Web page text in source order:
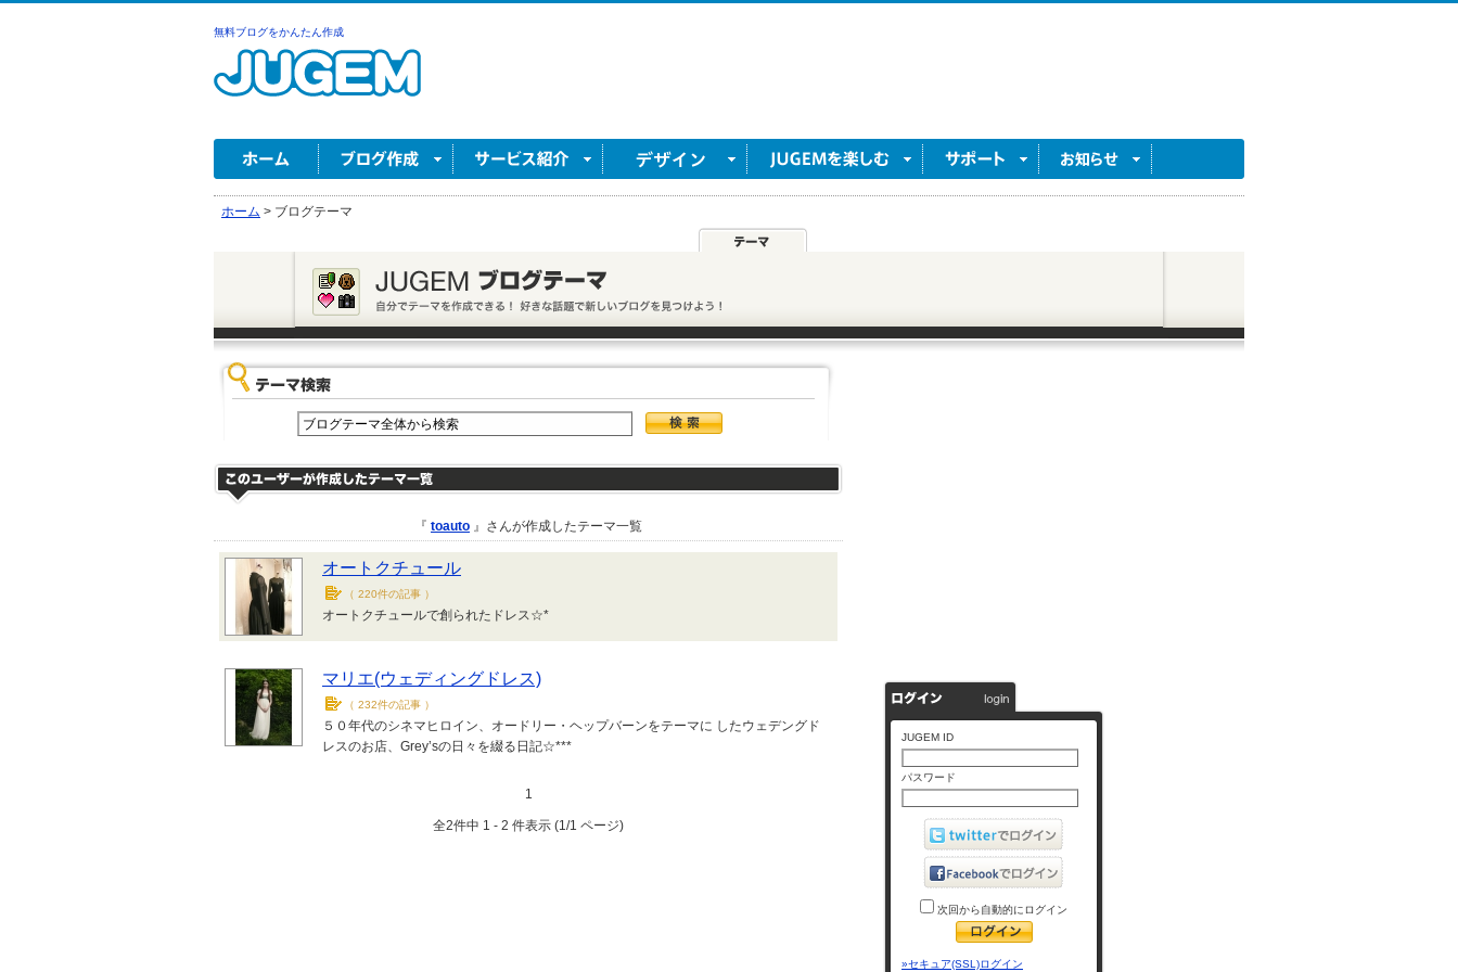
無料ブログをかんたん作成
ホーム > ブログテーマ
『 toauto 』さんが作成したテーマ一覧
オートクチュール
（ 220件の記事 ）
オートクチュールで創られたドレス☆*
マリエ(ウェディングドレス)
（ 232件の記事 ）
５０年代のシネマヒロイン、オードリー・ヘップバーンをテーマに したウェデングド
レスのお店、Grey’sの日々を綴る日記☆***
1
全2件中 1 - 2 件表示 (1/1 ページ)
JUGEM ID
パスワード
次回から自動的にログイン
»セキュア(SSL)ログイン